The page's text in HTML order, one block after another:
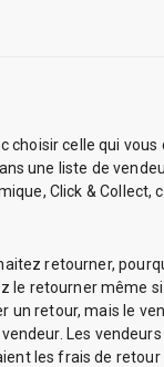
celle qui
une liste de
Click & Collect,
retourner,
retourner même
retour, mais le
Les
les frais de